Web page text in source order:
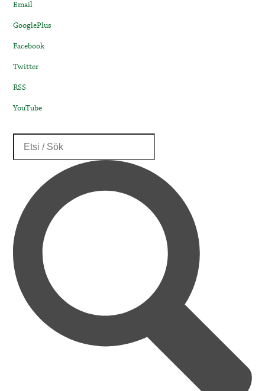
Email
GooglePlus
Facebook
Twitter
RSS
YouTube